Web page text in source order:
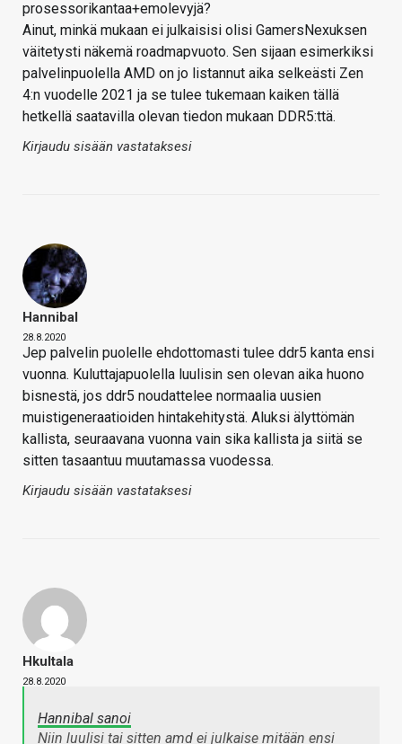
prosessorikantaa+emolevyjä?
Ainut, minkä mukaan ei julkaisisi olisi GamersNexuksen
väitetysti näkemä roadmapvuoto. Sen sijaan esimerkiksi
palvelinpuolella AMD on jo listannut aika selkeästi Zen
4:n vuodelle 2021 ja se tulee tukemaan kaiken tällä
hetkellä saatavilla olevan tiedon mukaan DDR5:ttä.
Kirjaudu sisään vastataksesi
Hannibal
28.8.2020
Jep palvelin puolelle ehdottomasti tulee ddr5 kanta ensi
vuonna. Kuluttajapuolella luulisin sen olevan aika huono
bisnestä, jos ddr5 noudattelee normaalia uusien
muistigeneraatioiden hintakehitystä. Aluksi älyttömän
kallista, seuraavana vuonna vain sika kallista ja siitä se
sitten tasaantuu muutamassa vuodessa.
Kirjaudu sisään vastataksesi
Hkultala
28.8.2020
Hannibal sanoi
Niin luulisi tai sitten amd ei julkaise mitään ensi